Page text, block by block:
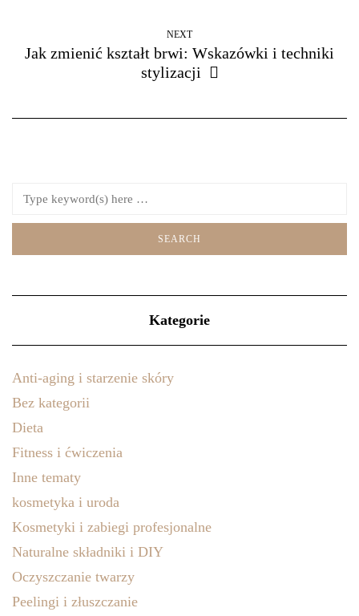
NEXT
Jak zmienić kształt brwi: Wskazówki i techniki
stylizacji
Kategorie
Anti-aging i starzenie skóry
Bez kategorii
Dieta
Fitness i ćwiczenia
Inne tematy
kosmetyka i uroda
Kosmetyki i zabiegi profesjonalne
Naturalne składniki i DIY
Oczyszczanie twarzy
Peelingi i złuszczanie